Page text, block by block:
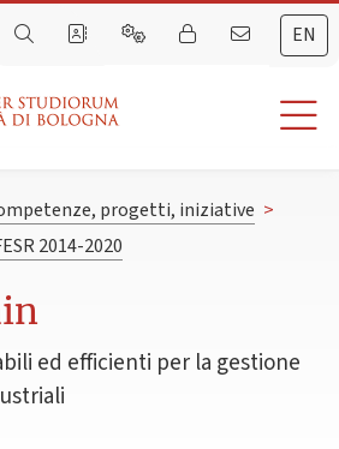
EN
progetti, iniziative >
2014-2020
ed efficienti per la gestione